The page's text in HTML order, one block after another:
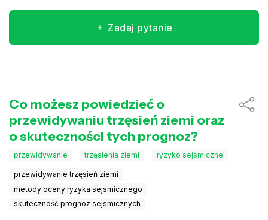
Zadaj pytanie
Co możesz powiedzieć o
przewidywaniu trzęsień ziemi oraz
o skuteczności tych prognoz?
przewidywanie trzęsienia ziemi ryzyko sejsmiczne
przewidywanie trzęsień ziemi
metody oceny ryzyka sejsmicznego
skuteczność prognoz sejsmicznych